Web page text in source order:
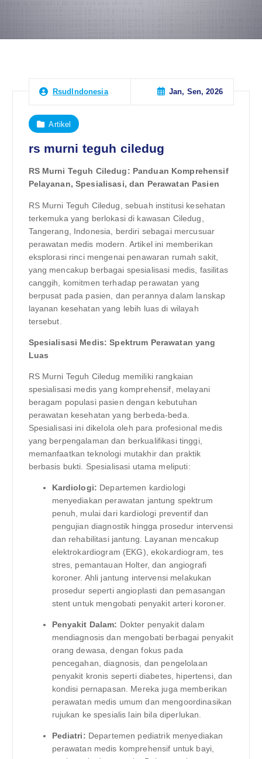
RsudIndonesia Jan, Sen, 2026
Artikel
rs murni teguh ciledug
RS Murni Teguh Ciledug: Panduan Komprehensif
Pelayanan, Spesialisasi, dan Perawatan Pasien
RS Murni Teguh Ciledug, sebuah institusi kesehatan
terkemuka yang berlokasi di kawasan Ciledug,
Tangerang, Indonesia, berdiri sebagai mercusuar
perawatan medis modern. Artikel ini memberikan
eksplorasi rinci mengenai penawaran rumah sakit,
yang mencakup berbagai spesialisasi medis, fasilitas
canggih, komitmen terhadap perawatan yang
berpusat pada pasien, dan perannya dalam lanskap
layanan kesehatan yang lebih luas di wilayah
tersebut.
Spesialisasi Medis: Spektrum Perawatan yang
Luas
RS Murni Teguh Ciledug memiliki rangkaian
spesialisasi medis yang komprehensif, melayani
beragam populasi pasien dengan kebutuhan
perawatan kesehatan yang berbeda-beda.
Spesialisasi ini dikelola oleh para profesional medis
yang berpengalaman dan berkualifikasi tinggi,
memanfaatkan teknologi mutakhir dan praktik
berbasis bukti. Spesialisasi utama meliputi:
Kardiologi: Departemen kardiologi
menyediakan perawatan jantung spektrum
penuh, mulai dari kardiologi preventif dan
pengujian diagnostik hingga prosedur intervensi
dan rehabilitasi jantung. Layanan mencakup
elektrokardiogram (EKG), ekokardiogram, tes
stres, pemantauan Holter, dan angiografi
koroner. Ahli jantung intervensi melakukan
prosedur seperti angioplasti dan pemasangan
stent untuk mengobati penyakit arteri koroner.
Penyakit Dalam: Dokter penyakit dalam
mendiagnosis dan mengobati berbagai penyakit
orang dewasa, dengan fokus pada
pencegahan, diagnosis, dan pengelolaan
penyakit kronis seperti diabetes, hipertensi, dan
kondisi pernapasan. Mereka juga memberikan
perawatan medis umum dan mengoordinasikan
rujukan ke spesialis lain bila diperlukan.
Pediatri: Departemen pediatrik menyediakan
perawatan medis komprehensif untuk bayi,